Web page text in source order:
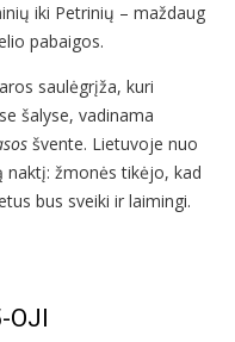
iki Petrinių – maždaug
pabaigos.
saulėgrįža, kuri
šalyse, vadinama
švente. Lietuvoje nuo
žmonės tikėjo, kad
bus sveiki ir laimingi.
OJI